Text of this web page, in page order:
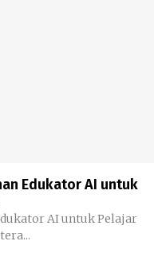
Edukator AI untuk
AI untuk Pelajar